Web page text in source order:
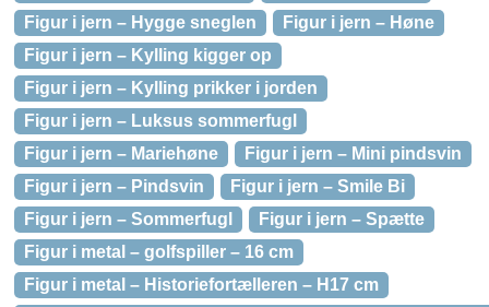
Figur i jern – Hygge sneglen
Figur i jern – Høne
Figur i jern – Kylling kigger op
Figur i jern – Kylling prikker i jorden
Figur i jern – Luksus sommerfugl
Figur i jern – Mariehøne
Figur i jern – Mini pindsvin
Figur i jern – Pindsvin
Figur i jern – Smile Bi
Figur i jern – Sommerfugl
Figur i jern – Spætte
Figur i metal – golfspiller – 16 cm
Figur i metal – Historiefortælleren – H17 cm